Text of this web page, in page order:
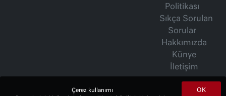
Politikası
Sıkça Sorulan
Sorular
Hakkımızda
Künye
İletişim
OK
Çerez kullanımı